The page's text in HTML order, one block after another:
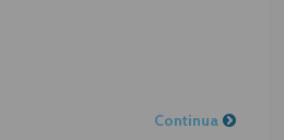
Continua